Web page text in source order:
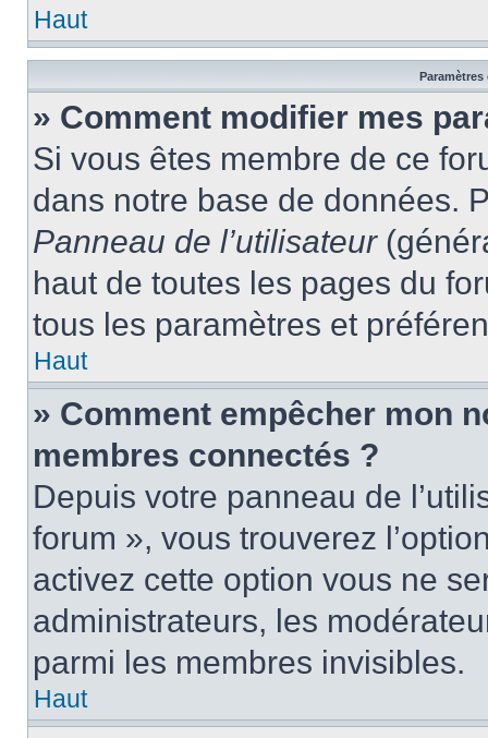
Haut
Paramètres
» Comment modifier mes
Si vous êtes membre de ce
dans notre base de données.
Panneau de l’utilisateur
haut de toutes les pages du
tous les paramètres et
Haut
» Comment empêcher mon
membres connectés ?
Depuis votre panneau de
forum », vous trouverez
activez cette option vous ne
administrateurs, les
parmi les membres invisibles.
Haut